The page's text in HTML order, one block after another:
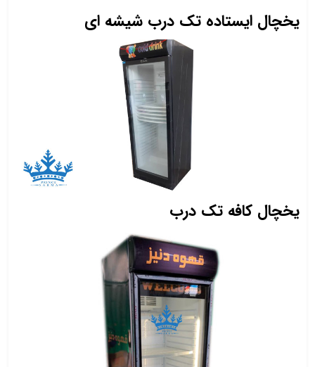
یخچال ایستاده تک درب شیشه ای
یخچال کافه تک درب